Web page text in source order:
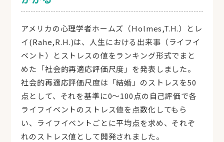
アメリカの心理学者ホームズ（Holmes,T.H.）とレ
イ(Rahe,R.H.)は、人生における出来事（ライフイ
ベント）とストレスの値をランキング形式でまと
めた「社会的再適応評価尺度」を発表しました。
社会的再適応評価尺度は「結婚」のストレスを50
点として、それを基準に0～100点の自己評価で各
ライフイベントのストレス値を点数化してもら
い、ライフイベントごとに平均点を求め、それぞ
れのストレス値として開発されました。